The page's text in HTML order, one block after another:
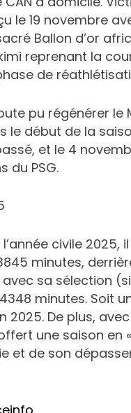
le 19 novembre
Ballon d’or
reprenant la
de
pu régénérer le
le début de la
et le 4
du PSG.
civile
minutes,
sa sélection
minutes. Soit
De plus,
une saison en
et de son